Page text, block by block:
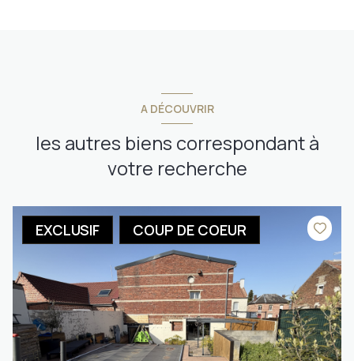
A DÉCOUVRIR
les autres biens correspondant à
votre recherche
EXCLUSIF COUP DE COEUR